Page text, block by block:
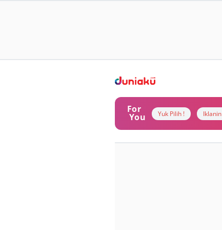
For
You Yuk Pilih !